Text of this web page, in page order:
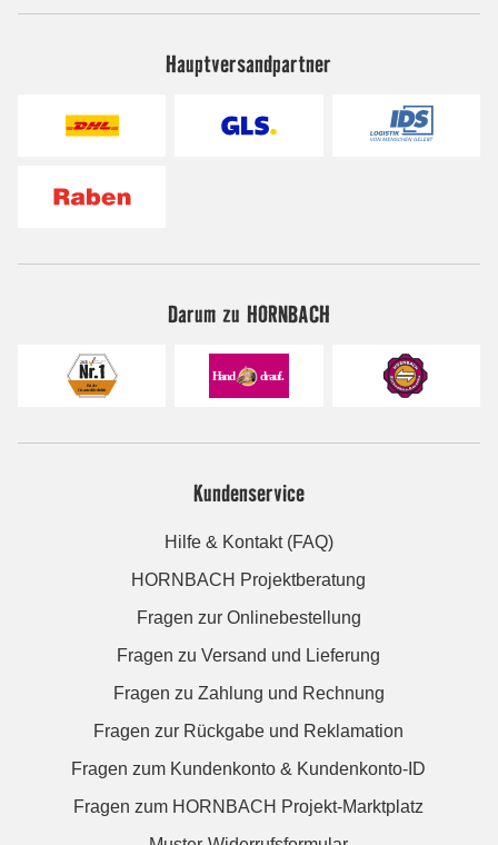
Hauptversandpartner
Darum zu HORNBACH
Kundenservice
Hilfe & Kontakt (FAQ)
HORNBACH Projektberatung
Fragen zur Onlinebestellung
Fragen zu Versand und Lieferung
Fragen zu Zahlung und Rechnung
Fragen zur Rückgabe und Reklamation
Fragen zum Kundenkonto & Kundenkonto-ID
Fragen zum HORNBACH Projekt-Marktplatz